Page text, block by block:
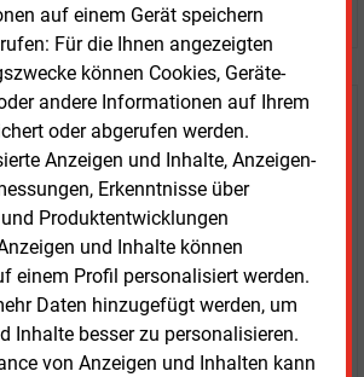
auf einem Gerät speichern
Für die Ihnen angezeigten
können Cookies, Geräte-
andere Informationen auf Ihrem
oder abgerufen werden.
Anzeigen und Inhalte, Anzeigen-
Erkenntnisse über
Produktentwicklungen
und Inhalte können
einem Profil personalisiert werden.
Daten hinzugefügt werden, um
Inhalte besser zu personalisieren.
von Anzeigen und Inhalten kann
kostenlos und
kostenfreier Zugang
aktualisierte Nachrichten mit
Marktdaten
E&M daily
der Zeitung E&M
Verlängerung